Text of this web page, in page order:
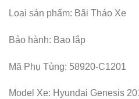
Loại sản phẩm: Bãi Tháo Xe
Bảo hành: Bao lắp
Mã Phụ Tùng: 58920-C1201
Model Xe: Hyundai Genesis